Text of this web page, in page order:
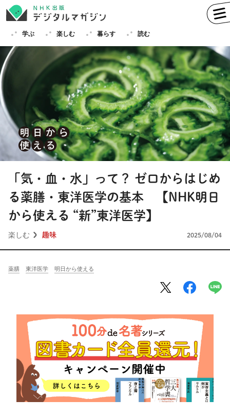
学ぶ 楽しむ 暮らす 読む
学ぶ 英語 フランス語
ドイツ語 イタリア語
スペイン語 ロシア語
楽しむ 趣味 俳句 短歌
NHKブックス 100分de名著
その他
きょうの レシピ
レシピ その他
「気・血・水」って？ ゼロからはじめ
る薬膳・東洋医学の基本 【NHK明日
から使える “新”東洋医学】
楽しむ 趣味 2025/08/04
薬膳 東洋医学 明日から使える